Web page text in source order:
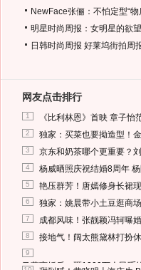
NewFace张俪：不怕定型“物
明星时尚周报：女明星的欲
日韩时尚周报 好莱坞街拍周
网友点击排行
1 《比利林恩》首映 章子
2 独家：买菜也要拗造型！
3 京东和奶茶哪个更重要？
4 杨威晒照庆祝结婚8周年
5 艳压群芳！唐嫣修身长裙
6 独家：姚晨带小土豆逛商
7 成都风味！张靓颖冯轲曝
8 接地气！阔太熊黛林打扮
9
马蓉离婚后，砸1000万人民币